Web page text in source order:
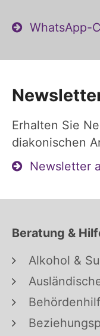
WhatsApp-
Erhalten Sie
diakonischen
Newsletter
Beratung &
Alkohol &